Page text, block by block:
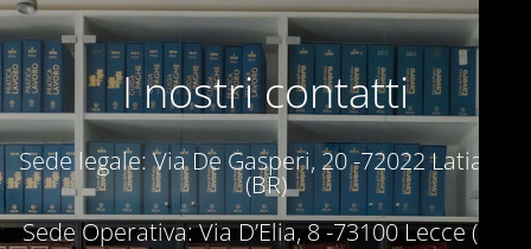
I nostri contatti
Sede legale: Via De Gasperi, 20 -72022 Latiano
(BR)
Sede Operativa: Via D’Elia, 8 -73100 Lecce (LE)